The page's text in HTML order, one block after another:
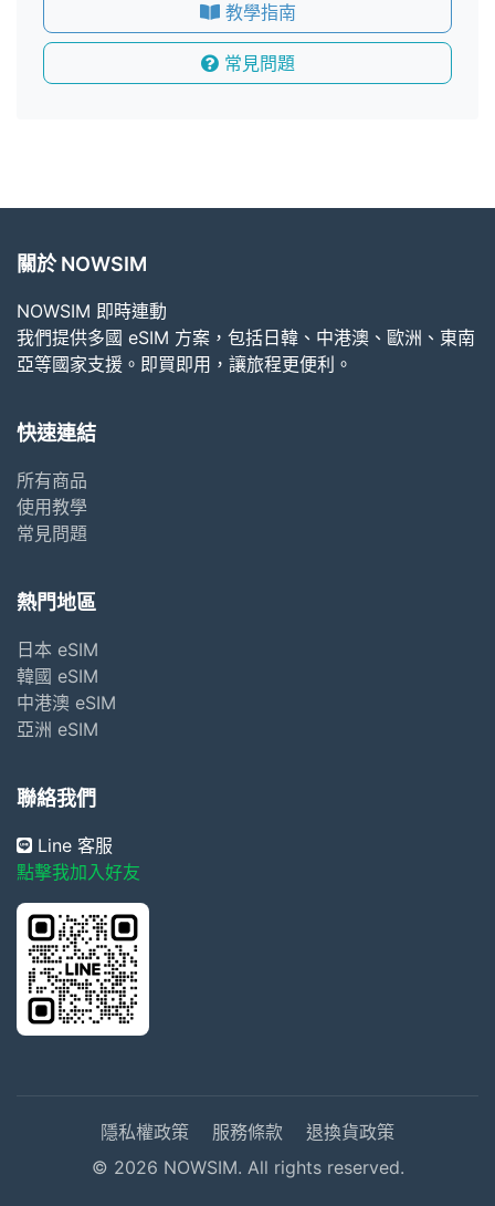
教學指南
常見問題
關於 NOWSIM
NOWSIM 即時連動
我們提供多國 eSIM 方案，包括日韓、中港澳、歐洲、東南
亞等國家支援。即買即用，讓旅程更便利。
快速連結
所有商品
使用教學
常見問題
熱門地區
日本 eSIM
韓國 eSIM
中港澳 eSIM
亞洲 eSIM
聯絡我們
Line 客服
點擊我加入好友
隱私權政策 服務條款
退換貨政策
© 2026 NOWSIM. All rights reserved.